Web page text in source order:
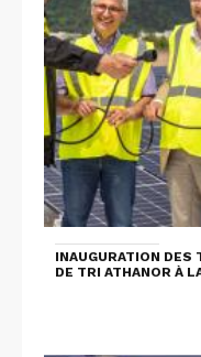
INAUGURATION DES
DE TRI ATHANOR À